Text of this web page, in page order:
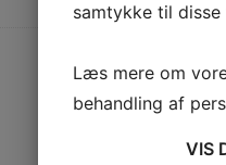
samtykke til disse
Læs mere om
behandling af
VIS